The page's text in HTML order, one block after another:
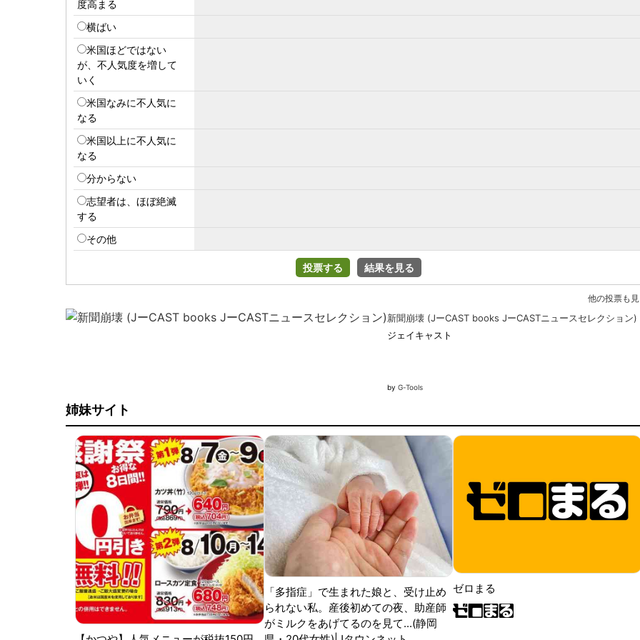
度高まる
横ばい
米国ほどではない
が、不人気度を増して
いく
米国なみに不人気に
なる
米国以上に不人気に
なる
分からない
志望者は、ほぼ絶滅
する
その他
投票する 結果を見る
他の投票も
新聞崩壊 (JーCAST books JーCASTニュースセレクション)
ジェイキャスト
by G-Tools
姉妹サイト
「多指症」で生まれた娘と、受け止め
られない私。産後初めての夜、助産師
がミルクをあげてるのを見て...(静岡
ゼロまる